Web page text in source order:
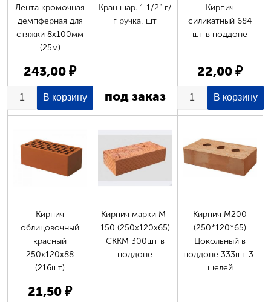
Лента кромочная
демпферная для
стяжки 8х100мм
(25м)
243,00 ₽
Кран шар. 1 1/2" г/
г ручка, шт
под заказ
Кирпич
силикатный 684
шт в поддоне
22,00 ₽
Кирпич
облицовочный
красный
250х120х88
(216шт)
21,50 ₽
Кирпич марки М-
150 (250х120х65)
СККМ 300шт в
поддоне
Кирпич М200
(250*120*65)
Цокольный в
поддоне 333шт 3-
щелей